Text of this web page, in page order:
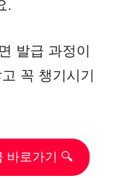
.
발급 과정이
꼭 챙기시기
바로가기 🔍